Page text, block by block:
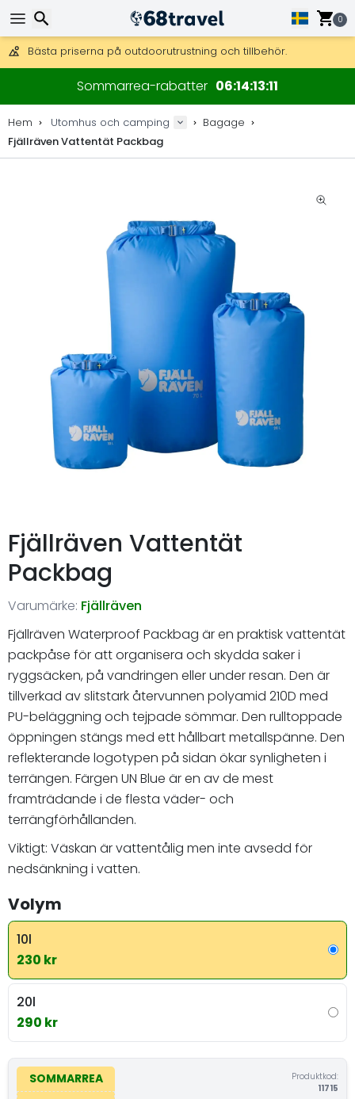
0
DHL Express över natten är också tillgängligt.
30 dagar för retur, 90 dagar för träkartor och dekorationer.
Bästa priserna på outdoorutrustning och tillbehör.
Sommarrea-rabatter 06 14 13 11
Hem Utomhus och camping
Bagage
Fjällräven Vattentät Packbag
Fjällräven Vattentät
Packbag
Varumärke: Fjällräven
Fjällräven Waterproof Packbag är en praktisk vattentät
packpåse för att organisera och skydda saker i
ryggsäcken, på vandringen eller under resan. Den är
tillverkad av slitstark återvunnen polyamid 210D med
PU-beläggning och tejpade sömmar. Den rulltoppade
öppningen stängs med ett hållbart metallspänne. Den
reflekterande logotypen på sidan ökar synligheten i
terrängen. Färgen UN Blue är en av de mest
framträdande i de flesta väder- och
terrängförhållanden.
Viktigt: Väskan är vattentålig men inte avsedd för
nedsänkning i vatten.
Volym
10l
230 kr
20l
290 kr
SOMMARREA
Produktkod:
11715